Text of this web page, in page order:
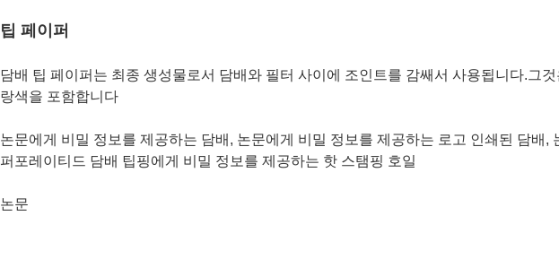
팁 페이퍼
담배 팁 페이퍼는 최종 생성물로서 담배와 필터 사이에 조인트를 감쌔서 사용됩니다.그것
랑색을 포함합니다
논문에게 비밀 정보를 제공하는 담배, 논문에게 비밀 정보를 제공하는 로고 인쇄된 담배,
퍼포레이티드 담배 팁핑에게 비밀 정보를 제공하는 핫 스탬핑 호일
논문